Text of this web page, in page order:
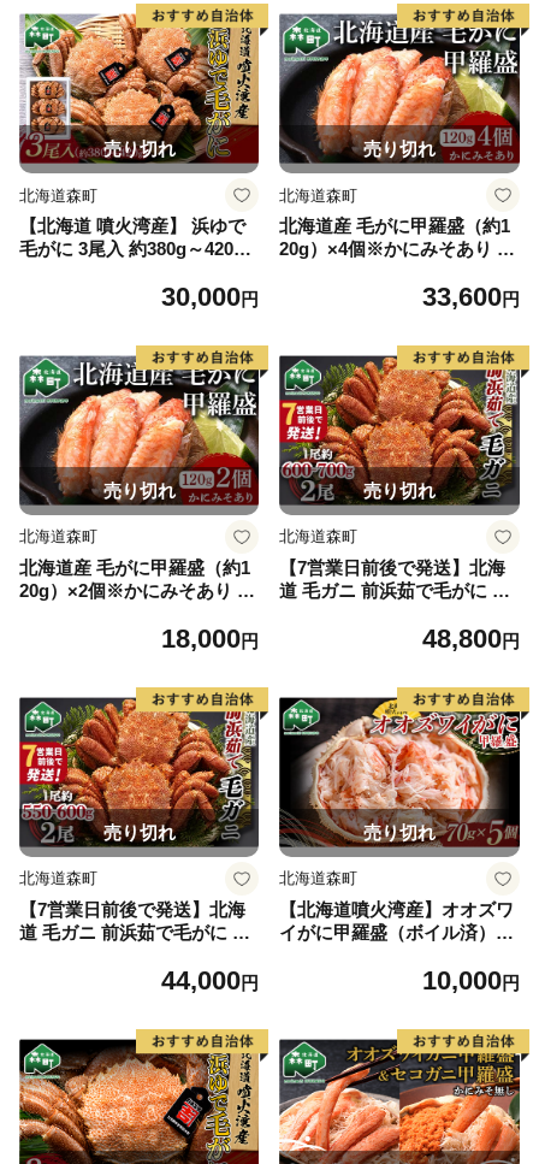
売り切れ
北海道森町
【北海道 噴火湾産】 浜ゆで
毛がに 3尾入 約380g～420g
カニ 蟹 ガニ がに 森町 ふる
30,000円
売り切れ
北海道森町
北海道産 毛がに甲羅盛（約1
20g）×4個※かにみそあり ＜
カニ 蟹 ガニ がに 北海道産
33,600円
売り切れ
北海道森町
北海道産 毛がに甲羅盛（約1
20g）×2個※かにみそあり ＜
カニ 蟹 ガニ がに 北海道産
18,000円
売り切れ
北海道森町
【7営業日前後で発送】北海
道 毛ガニ 前浜茹で毛がに 約
ガニ がに 森町 毛蟹 毛かに
48,800円
売り切れ
北海道森町
【7営業日前後で発送】北海
道 毛ガニ 前浜茹で毛がに 約
ガニ がに 森町 毛蟹 毛かに
44,000円
売り切れ
北海道森町
【北海道噴火湾産】オオズワ
イがに甲羅盛（ボイル済）70
問屋 株式会社 瑞宝＞ かに
と納税 mr1-0679
10,000円